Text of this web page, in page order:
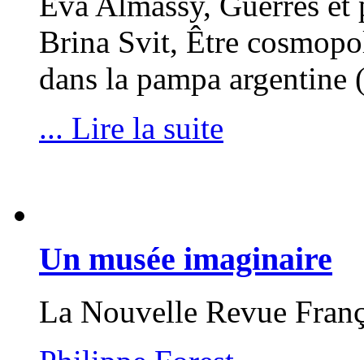
Brina Svit, Être
dans la pampa
... Lire la suite
Un musée imaginaire
La Nouvelle Revue